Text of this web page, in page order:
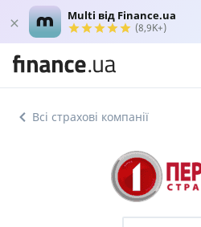
Multi від Finance.ua
(8,9K+)
Всі страхові компанії